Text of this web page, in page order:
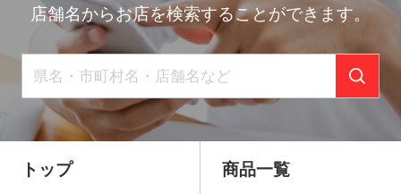
店舗名からお店を検索することができます。
トップ 商品一覧